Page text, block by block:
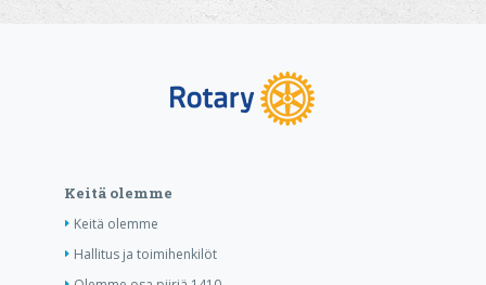
Keitä olemme
Keitä olemme
Hallitus ja toimihenkilöt